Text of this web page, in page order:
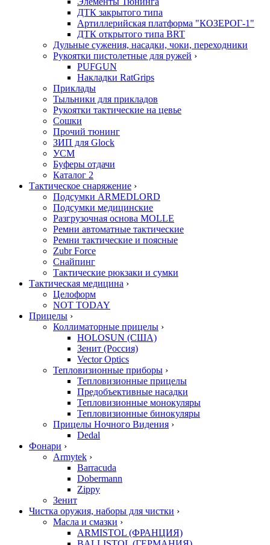
ДТК закрытого типа
Артиллерийская платформа "КОЗЕРОГ-1"
ДТК открытого типа BRT
Дульные сужения, насадки, чоки, переходники
Рукоятки пистолетные для ружей ›
PUFGUN
Накладки RatGrips
Приклады
Тыльники для прикладов
Рукоятки тактические на цевье
Сошки
Прочий тюнинг
ЗИП для Glock
УСМ
Буферы отдачи
Каталог 2
Тактическое снаряжение ›
Подсумки ARMEDLORD
Подсумки медицинские
Разгрузочная основа MOLLE
Ремни автоматные тактические
Ремни тактические и поясные
Zubr Force
Снайпинг
Тактические рюкзаки и сумки
Тактическая медицина ›
Целоформ
NOT TODAY
Прицелы ›
Коллиматорные прицелы ›
HOLOSUN (США)
Зенит (Россия)
Vector Optics
Тепловизионные приборы ›
Тепловизионные прицелы
Предобъективные насадки
Тепловизионные монокуляры
Тепловизионные бинокуляры
Прицелы Ночного Видения ›
Dedal
Фонари ›
Armytek ›
Barracuda
Dobermann
Zippy
Зенит
Чистка оружия, наборы для чистки ›
Масла и смазки ›
ARMISTOL (ФРАНЦИЯ)